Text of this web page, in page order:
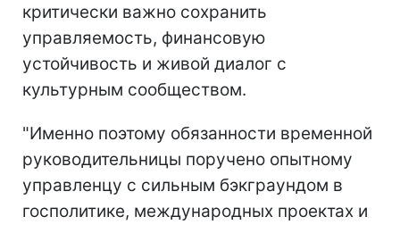
критически важно сохранить
управляемость, финансовую
устойчивость и живой диалог с
культурным сообществом.
"Именно поэтому обязанности временной
руководительницы поручено опытному
управленцу с сильным бэкграундом в
госполитике, международных проектах и